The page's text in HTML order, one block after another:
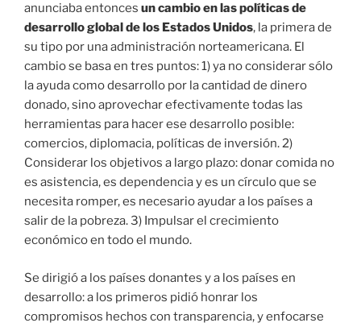
anunciaba entonces un cambio en las políticas de
desarrollo global de los Estados Unidos, la primera de
su tipo por una administración norteamericana. El
cambio se basa en tres puntos: 1) ya no considerar sólo
la ayuda como desarrollo por la cantidad de dinero
donado, sino aprovechar efectivamente todas las
herramientas para hacer ese desarrollo posible:
comercios, diplomacia, políticas de inversión. 2)
Considerar los objetivos a largo plazo: donar comida no
es asistencia, es dependencia y es un círculo que se
necesita romper, es necesario ayudar a los países a
salir de la pobreza. 3) Impulsar el crecimiento
económico en todo el mundo.
Se dirigió a los países donantes y a los países en
desarrollo: a los primeros pidió honrar los
compromisos hechos con transparencia, y enfocarse